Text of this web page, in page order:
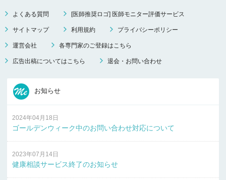
よくある質問 [医師推奨ロゴ] 医師モニター評価サービス
サイトマップ 利用規約 プライバシーポリシー
運営会社 各専門家のご登録はこちら
広告出稿についてはこちら 退会・お問い合わせ
お知らせ
2024年04月18日
ゴールデンウィーク中のお問い合わせ対応について
2023年07月14日
健康相談サービス終了のお知らせ